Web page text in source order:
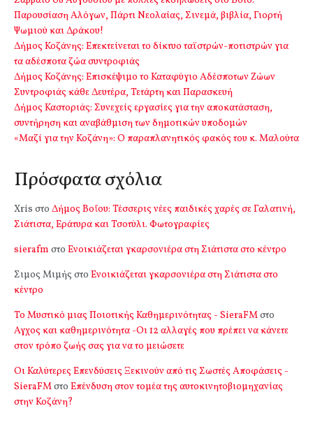
Παρουσίαση Αλόγων, Πάρτι Νεολαίας, Σινεμά, βιβλία, Γιορτή
Ψωμιού και Δράκου!
Δήμος Κοζάνης: Επεκτείνεται το δίκτυο ταϊστρών-ποτιστρών για
τα αδέσποτα ζώα συντροφιάς
Δήμος Κοζάνης: Επισκέψιμο το Καταφύγιο Αδέσποτων Ζώων
Συντροφιάς κάθε Δευτέρα, Τετάρτη και Παρασκευή
Δήμος Καστοριάς: Συνεχείς εργασίες για την αποκατάσταση,
συντήρηση και αναβάθμιση των δημοτικών υποδομών
«Μαζί για την Κοζάνη»: Ο παραπλανητικός φακός του κ. Μαλούτα
Πρόσφατα σχόλια
Xris στο Δήμος Βοΐου: Τέσσερις νέες παιδικές χαρές σε Γαλατινή,
Σιάτιστα, Εράτυρα και Τσοτύλι. Φωτογραφίες
sierafm στο Ενοικιάζεται γκαρσονιέρα στη Σιάτιστα στο κέντρο
Σιμος Μιμής στο Ενοικιάζεται γκαρσονιέρα στη Σιάτιστα στο
κέντρο
Το Μυστικό μιας Ποιοτικής Καθημερινότητας - SieraFMστο
Αγχος και καθημερινότητα -Οι 12 αλλαγές που πρέπει να κάνετε
στον τρόπο ζωής σας για να το μειώσετε
Οι Καλύτερες Επενδύσεις Ξεκινούν από τις Σωστές Αποφάσεις -
SieraFMστο Επένδυση στον τομέα της αυτοκινητοβιομηχανίας
στην Κοζάνη?